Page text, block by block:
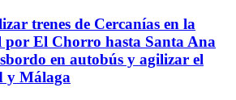
trenes de Cercanías en la
por El Chorro hasta Santa Ana
en autobús y agilizar el
y Málaga